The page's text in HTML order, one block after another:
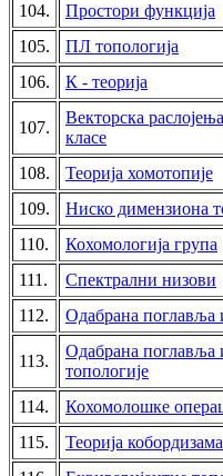
104.
Простори функција
105.
ПЛ топологија
106.
К - теорија
107.
Векторска
класе
108. Теорија хомотопије
109.
Ниско димензиона
110.
Кохомологија група
111.
Спектрални низови
112.
Одабрана поглавља
113.
Одабрана поглавља
топологије
114. Кохомолошке
115.
Теорија кобордизама